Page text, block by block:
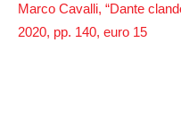
Marco Cavalli, “Dante
2020, pp. 140, euro 15